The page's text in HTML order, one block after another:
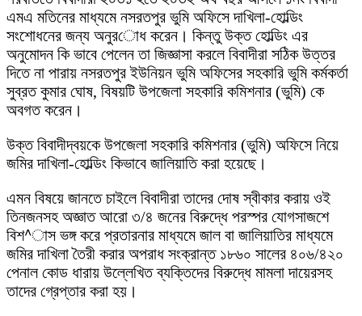
এমএ মতিনের মাধ্যমে নসরতপুর ভুমি অফিসে দাখিলা-হোল্ডিং
সংশোধনের জন্য অনুরোধ করেন। কিন্তু উক্ত হোল্ডিং এর
অনুমোদন কি ভাবে পেলেন তা জিজ্ঞাসা করলে বিবাদীরা সঠিক উত্তর
দিতে না পারায় নসরতপুর ইউনিয়ন ভুমি অফিসের সহকারি ভুমি কর্মকর্তা
সুব্রত কুমার ঘোষ, বিষয়টি উপজেলা সহকারি কমিশনার (ভুমি) কে
অবগত করেন।
উক্ত বিবাদীদ্বয়কে উপজেলা সহকারি কমিশনার (ভুমি) অফিসে নিয়ে
জমির দাখিলা-হোল্ডিং কিভাবে জালিয়াতি করা হয়েছে।
এমন বিষয়ে জানতে চাইলে বিবাদীরা তাদের দোষ স্বীকার করায় ওই
তিনজনসহ অজ্ঞাত আরো ৩/৪ জনের বিরুদ্ধে পরস্পর যোগসাজশে
বিশ^াস ভঙ্গ করে প্রতারনার মাধ্যমে জাল বা জালিয়াতির মাধ্যমে
জমির দাখিলা তৈরী করার অপরাধ সংক্রান্ত ১৮৬০ সালের ৪০৬/৪২০
পেনাল কোড ধারায় উল্লেখিত ব্যক্তিদের বিরুদ্ধে মামলা দায়েরসহ
তাদের গ্রেপ্তার করা হয়।